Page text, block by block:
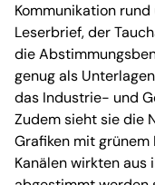
Kommunikation
Leserbrief, der
die
genug als
das Industrie- und
Zudem sieht sie die
Grafiken mit grünem
Kanälen wirkten aus